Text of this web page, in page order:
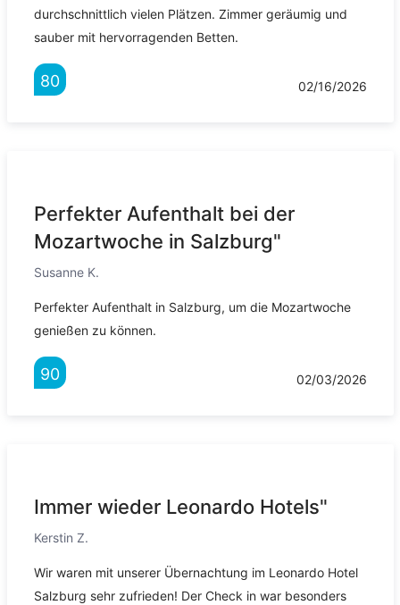
durchschnittlich vielen Plätzen. Zimmer geräumig und
sauber mit hervorragenden Betten.
80 02/16/2026
Perfekter Aufenthalt bei der
Mozartwoche in Salzburg"
Susanne K.
Perfekter Aufenthalt in Salzburg, um die Mozartwoche
genießen zu können.
90 02/03/2026
Immer wieder Leonardo Hotels"
Kerstin Z.
Wir waren mit unserer Übernachtung im Leonardo Hotel
Salzburg sehr zufrieden! Der Check in war besonders